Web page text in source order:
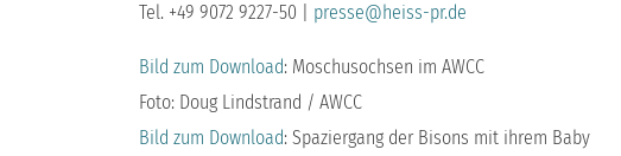
Tel. +49 9072 9227-50 | presse@heiss-pr.de
Bild zum Download: Moschusochsen im AWCC
Foto: Doug Lindstrand / AWCC
Bild zum Download: Spaziergang der Bisons mit ihrem Baby